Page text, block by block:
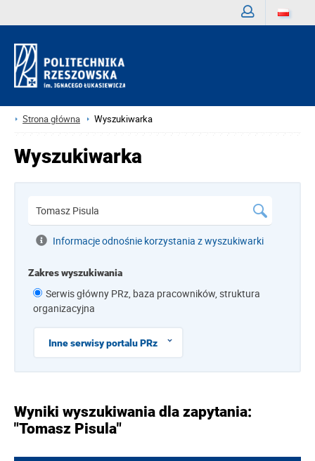
Strona główna Wyszukiwarka
Wyszukiwarka
Informacje odnośnie korzystania z wyszukiwarki
Zakres wyszukiwania
Serwis główny PRz, baza pracowników, struktura
organizacyjna
Inne serwisy portalu PRz
Wyniki wyszukiwania dla zapytania:
"Tomasz Pisula"